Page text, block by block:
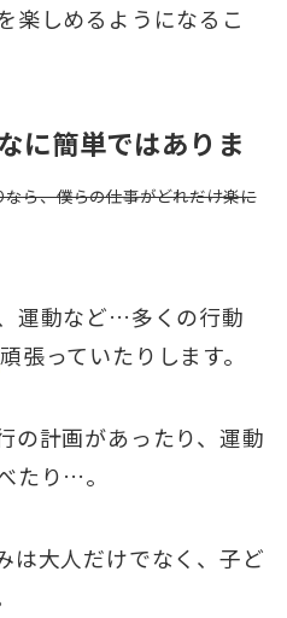
楽しめるようになるこ
に簡単ではありま
ら、僕らの仕事がどれだけ楽に
運動など…多くの行動
頑張っていたりします。
の計画があったり、運動
たり…。
は大人だけでなく、子ど